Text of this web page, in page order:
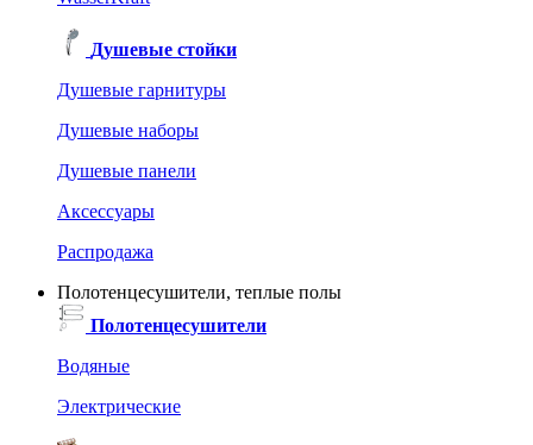
Душевые стойки
Душевые гарнитуры
Душевые наборы
Душевые панели
Аксессуары
Распродажа
Полотенцесушители, теплые полы
Полотенцесушители
Водяные
Электрические